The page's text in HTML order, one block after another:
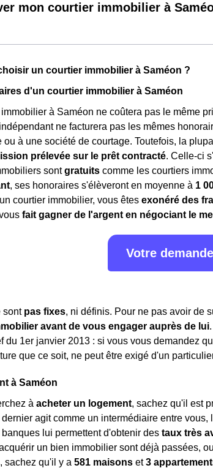
mon courtier immobilier à
un courtier immobilier à Saméon ?
d'un courtier immobilier à Saméon
à Saméon ne coûtera pas le même
ne facturera pas les mêmes
ou à une société de courtage. Toutefois, la
prélevée sur le prêt contracté. Celle-ci
sontgratuits comme les courtiers
, ses honoraires s'élèveront en moyenne à 1
courtier immobilier, vous êtes exonéré des
fait gagner de l'argent en négociant le
Votre
sont pas fixes, ni définis. Pour ne pas avoir de
avant de vous engager auprès de lui
du 1er janvier 2013 : si vous vous demandez
que ce soit, ne peut être exigé d'un
à Saméon
à acheter un logement, sachez qu'il est
dernier agit comme un intermédiaire entre
lui permettent d'obtenir des taux très
un bien immobilier sont déjà passées,
, sachez qu'il y a 581 maisons et3